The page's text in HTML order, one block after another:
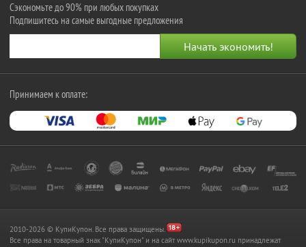
Сэкономьте до 90% при любых покупках
Подпишитесь на самые выгодные предложения
Принимаем к оплате:
2010-2026 © КупиКупон. Все права защищены.
Все права на товарный знак "КупиКупон" и на сайт www.kupikupon.ru принадлежат